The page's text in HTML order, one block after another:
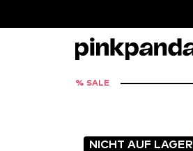
% SALE
NICHT AUF LAGER